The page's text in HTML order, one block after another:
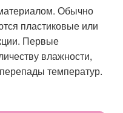
Обычно
пластиковые или
Первые
влажности,
температур.